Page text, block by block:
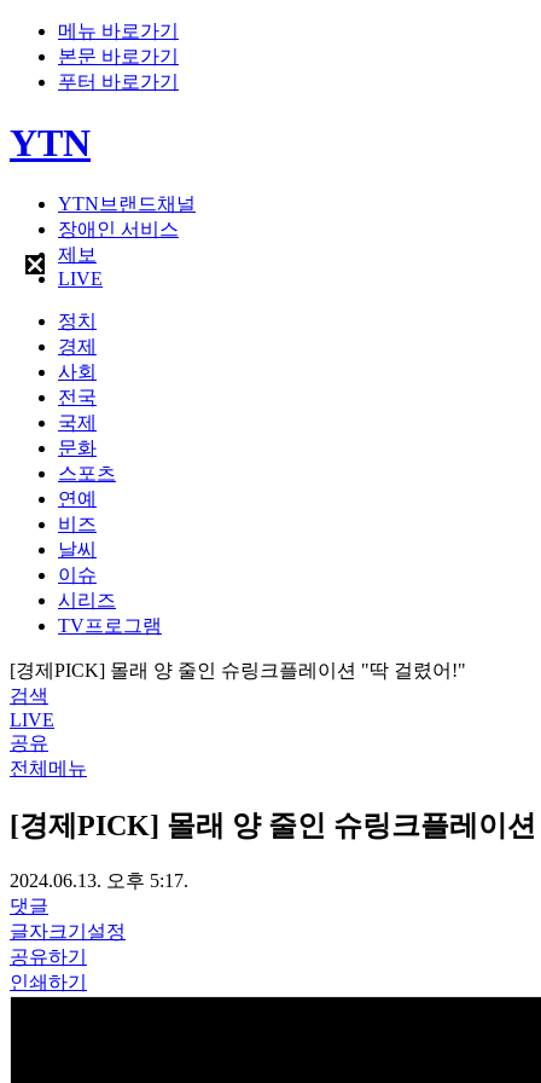
메뉴 바로가기
본문 바로가기
푸터 바로가기
YTN
YTN브랜드채널
장애인 서비스
제보
LIVE
정치
경제
사회
전국
국제
문화
스포츠
연예
비즈
날씨
이슈
시리즈
TV프로그램
[경제PICK] 몰래 양 줄인 슈링크플레이션 "딱 걸렸어!"
검색
LIVE
공유
전체메뉴
[경제PICK] 몰래 양 줄인 슈링크플레이
2024.06.13. 오후 5:17.
댓글
글자크기설정
공유하기
인쇄하기